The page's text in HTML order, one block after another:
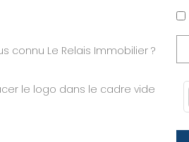
connu Le Relais Immobilier ?
le logo dans le cadre vide